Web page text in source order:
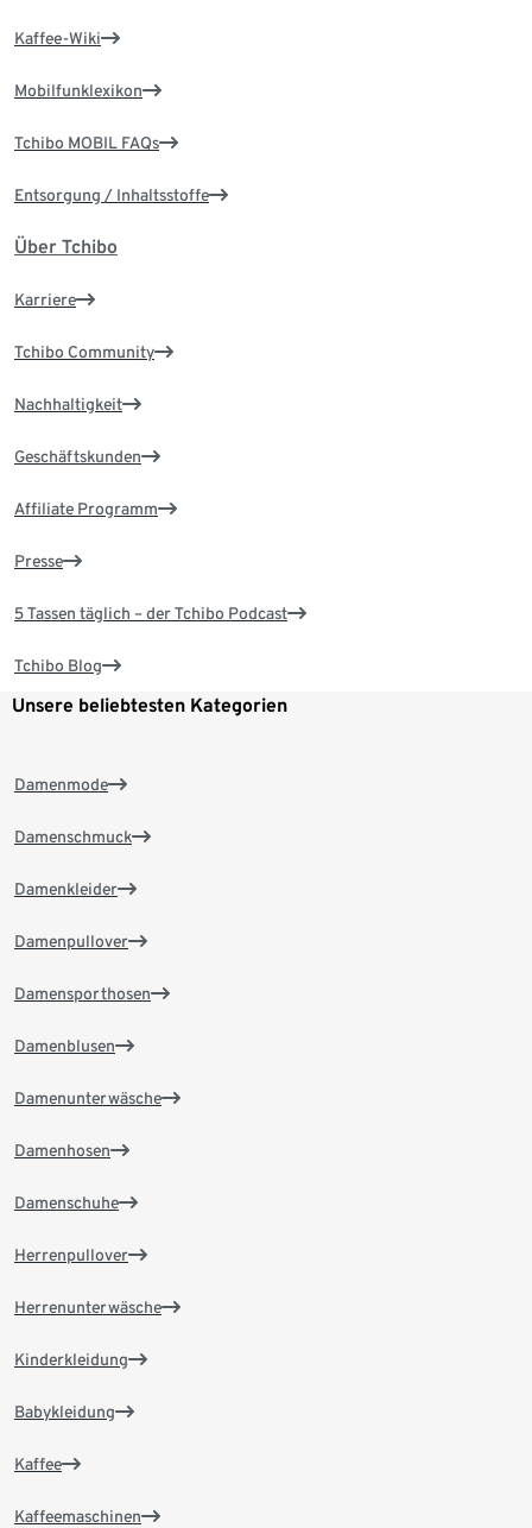
Kaffee-Wiki
Mobilfunklexikon
Tchibo MOBIL FAQs
Entsorgung / Inhaltsstoffe
Über Tchibo
Karriere
Tchibo Community
Nachhaltigkeit
Geschäftskunden
Affiliate Programm
Presse
5 Tassen täglich – der Tchibo Podcast
Tchibo Blog
Unsere beliebtesten Kategorien
Damenmode
Damenschmuck
Damenkleider
Damenpullover
Damensporthosen
Damenblusen
Damenunterwäsche
Damenhosen
Damenschuhe
Herrenpullover
Herrenunterwäsche
Kinderkleidung
Babykleidung
Kaffee
Kaffeemaschinen